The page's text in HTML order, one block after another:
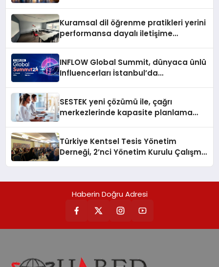
Kuramsal dil öğrenme pratikleri yerini
performansa dayalı iletişime
INFLOW Global Summit, dünyaca ünlü
Influencerları İstanbul’da
SESTEK yeni çözümü ile, çağrı
merkezlerinde kapasite planlama
Türkiye Kentsel Tesis Yönetim
Derneği, 2’nci Yönetim Kurulu Çalışma
Haberin Doğru Adresi